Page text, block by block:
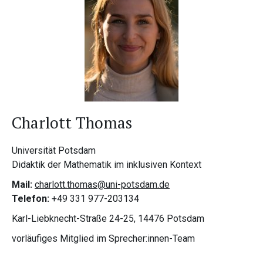
Charlott Thomas
Universität Potsdam
Didaktik der Mathematik im inklusiven Kontext
Mail: charlott.thomas@uni-potsdam.de
Telefon: +49 331 977-203134
Karl-Liebknecht-Straße 24-25, 14476 Potsdam
vorläufiges Mitglied im Sprecher:innen-Team